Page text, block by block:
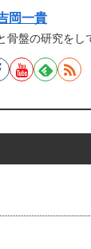
岡一貴
盤の研究をし